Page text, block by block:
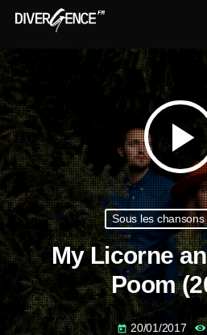
play_arrow
Sous les chansons
My Licorne
Poom
today 20/01/2017